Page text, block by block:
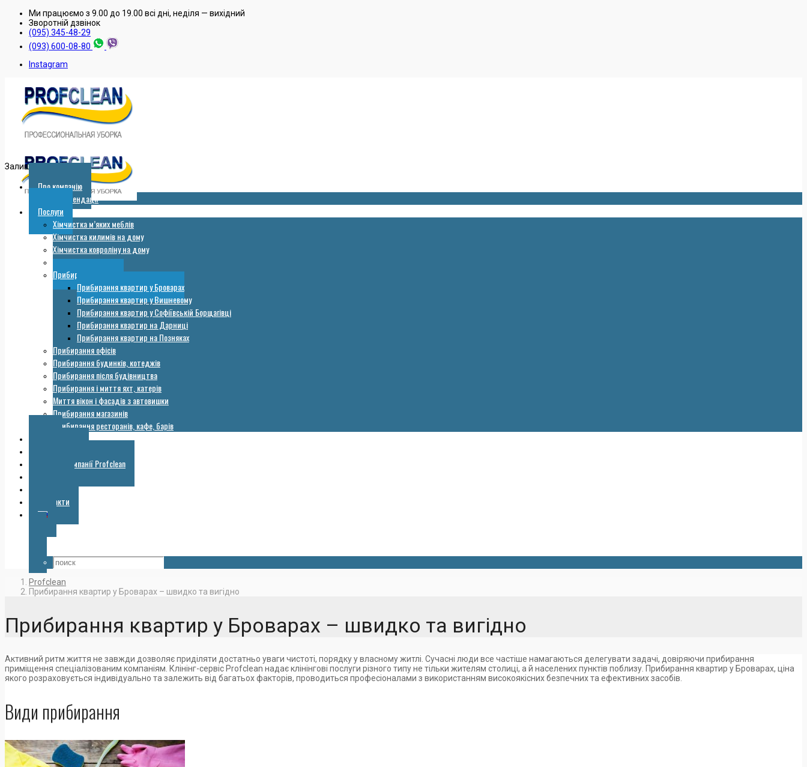
Ми працюємо з 9.00 до 19.00 всі дні, неділя — вихідний
Зворотнiй дзвiнок
(095) 345-48-29
(093) 600-08-80
Instagram
Залишити заявку
Про компанію
Рекомендації
Послуги
Хімчистка м’яких меблів
Хімчистка килимів на дому
Хімчистка ковроліну на дому
Мийка вікон, вітрин
Прибирання квартир
Прибирання квартир у Броварах
Прибирання квартир у Вишневому
Прибирання квартир у Софіївській Борщагівці
Прибирання квартир на Дарниці
Прибирання квартир на Позняках
Прибирання офісів
Прибирання будинків, котеджів
Прибирання після будівництва
Прибирання і миття яхт, катерів
Миття вікон і фасадів з автовишки
Прибирання магазинів
Прибирання ресторанів, кафе, барів
Галерея компанії Profclean
Контакти
Profclean
Прибирання квартир у Броварах – швидко та вигідно
Прибирання квартир у Броварах – швидко та вигідно
Активний ритм життя не завжди дозволяє приділяти достатньо уваги чистоті, порядку у власному житлі. Сучасні люди все частіше намагаються делегувати задачі, довіряючи прибирання
приміщення спеціалізованим компаніям. Клінінг-сервіс Profclean надає клінінгові послуги різного типу не тільки жителям столиці, а й населених пунктів поблизу. Прибирання квартир у Броварах, ціна
якого розраховується індивідуально та залежить від багатьох факторів, проводиться професіоналами з використанням високоякісних безпечних та ефективних засобів.
Види прибирання